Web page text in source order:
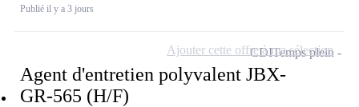
Publié il y a 3 jours
Agent d'entretien polyvalent JBX-
GR-565 (H/F)
CDITemps plein
Ajouter cette offre à ma sélection